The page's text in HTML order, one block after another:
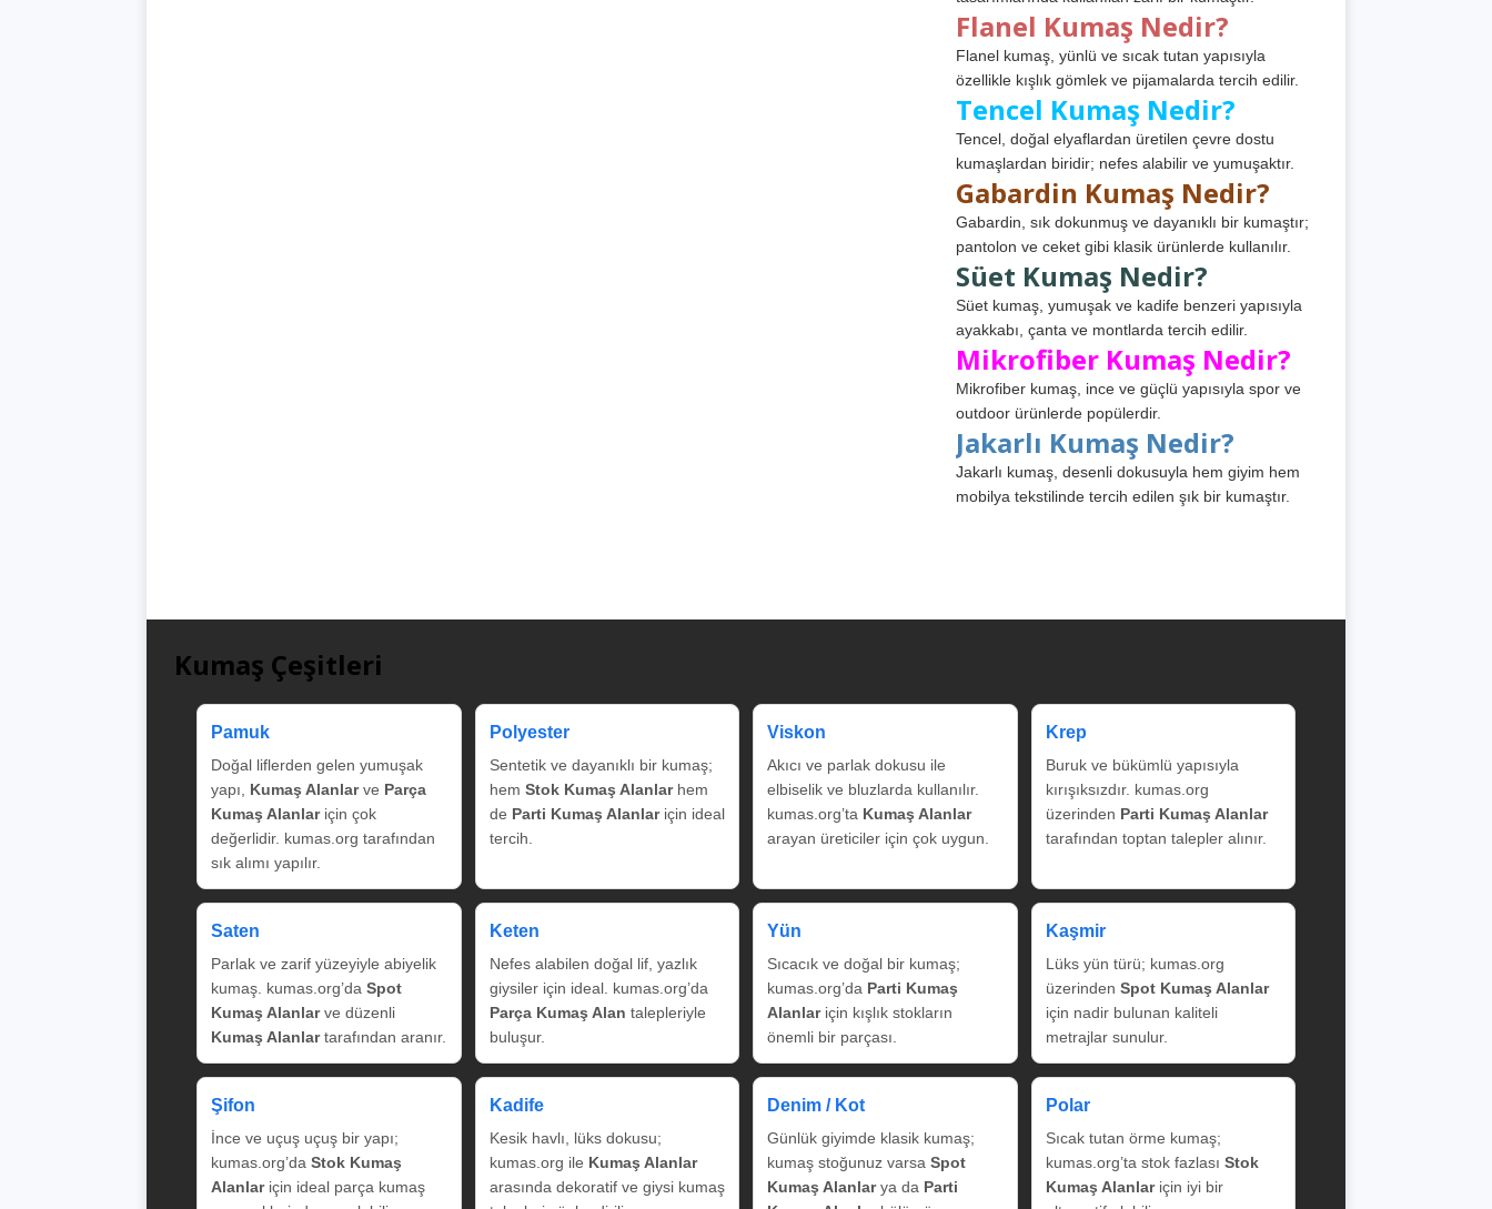
Flanel Kumaş Nedir?
Flanel kumaş, yünlü ve sıcak tutan yapısıyla
özellikle kışlık gömlek ve pijamalarda tercih edilir.
Tencel Kumaş Nedir?
Tencel, doğal elyaflardan üretilen çevre dostu
kumaşlardan biridir; nefes alabilir ve yumuşaktır.
Gabardin Kumaş Nedir?
Gabardin, sık dokunmuş ve dayanıklı bir kumaştır;
pantolon ve ceket gibi klasik ürünlerde kullanılır.
Süet Kumaş Nedir?
Süet kumaş, yumuşak ve kadife benzeri yapısıyla
ayakkabı, çanta ve montlarda tercih edilir.
Mikrofiber Kumaş Nedir?
Mikrofiber kumaş, ince ve güçlü yapısıyla spor ve
outdoor ürünlerde popülerdir.
Jakarlı Kumaş Nedir?
Jakarlı kumaş, desenli dokusuyla hem giyim hem
mobilya tekstilinde tercih edilen şık bir kumaştır.
Kumaş Çeşitleri
Pamuk
Doğal liflerden gelen yumuşak
yapı, Kumaş Alanlarve Parça
Kumaş Alanlariçin çok
değerlidir. kumas.org tarafından
sık alımı yapılır.
Polyester
Sentetik ve dayanıklı bir kumaş;
hem Stok Kumaş Alanlarhem
de Parti Kumaş Alanlariçin ideal
tercih.
Viskon
Akıcı ve parlak dokusu ile
elbiselik ve bluzlarda kullanılır.
kumas.org’ta Kumaş Alanlar
arayan üreticiler için çok uygun.
Krep
Buruk ve bükümlü yapısıyla
kırışıksızdır. kumas.org
üzerinden Parti Kumaş Alanlar
tarafından toptan talepler alınır.
Saten
Parlak ve zarif yüzeyiyle abiyelik
kumaş. kumas.org’da Spot
Kumaş Alanlarve düzenli
Kumaş Alanlartarafından aranır.
Keten
Nefes alabilen doğal lif, yazlık
giysiler için ideal. kumas.org’da
Parça Kumaş Alan talepleriyle
buluşur.
Yün
Sıcacık ve doğal bir kumaş;
kumas.org’da Parti Kumaş
Alanlariçin kışlık stokların
önemli bir parçası.
Kaşmir
Lüks yün türü; kumas.org
üzerinden Spot Kumaş Alanlar
için nadir bulunan kaliteli
metrajlar sunulur.
Şifon
İnce ve uçuş uçuş bir yapı;
kumas.org’da Stok Kumaş
Alanlariçin ideal parça kumaş
Kadife
Kesik havlı, lüks dokusu;
kumas.org ile Kumaş Alanlar
arasında dekoratif ve giysi kumaş
Denim / Kot
Günlük giyimde klasik kumaş;
kumaş stoğunuz varsa Spot
Kumaş Alanlarya da Parti
Polar
Sıcak tutan örme kumaş;
kumas.org’ta stok fazlası Stok
Kumaş Alanlariçin iyi bir